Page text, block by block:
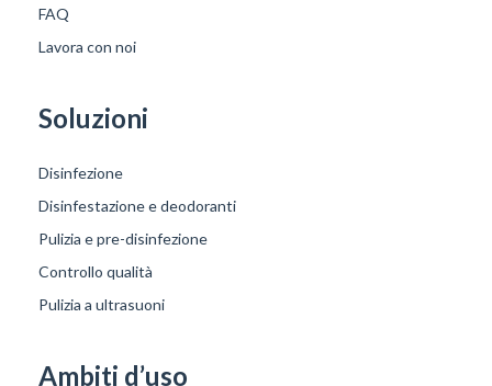
FAQ
Lavora con noi
Soluzioni
Disinfezione
Disinfestazione e deodoranti
Pulizia e pre-disinfezione
Controllo qualità
Pulizia a ultrasuoni
Ambiti d’uso